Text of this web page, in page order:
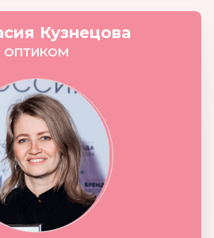
Кузнецова
ОПТИКОМ